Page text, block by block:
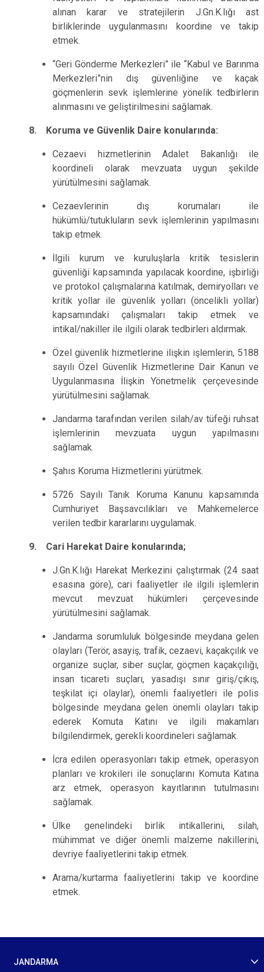
alınan karar ve stratejilerin J.Gn.K.lığı ast
birliklerinde uygulanmasını koordine ve takip
etmek.
“Geri Gönderme Merkezleri” ile “Kabul ve Barınma
Merkezleri”nin dış güvenliğine ve kaçak
göçmenlerin sevk işlemlerine yönelik tedbirlerin
alınmasını ve geliştirilmesini sağlamak.
8. Koruma ve Güvenlik Daire konularında:
Cezaevi hizmetlerinin Adalet Bakanlığı ile
koordineli olarak mevzuata uygun şekilde
yürütülmesini sağlamak.
Cezaevlerinin dış korumaları ile
hükümlü/tutukluların sevk işlemlerinin yapılmasını
takip etmek.
İlgili kurum ve kuruluşlarla kritik tesislerin
güvenliği kapsamında yapılacak koordine, işbirliği
ve protokol çalışmalarına katılmak, demiryolları ve
kritik yollar ile güvenlik yolları (öncelikli yollar)
kapsamındaki çalışmaları takip etmek ve
intikal/nakiller ile ilgili olarak tedbirleri aldırmak.
Özel güvenlik hizmetlerine ilişkin işlemlerin, 5188
sayılı Özel Güvenlik Hizmetlerine Dair Kanun ve
Uygulanmasına İlişkin Yönetmelik çerçevesinde
yürütülmesini sağlamak.
Jandarma tarafından verilen silah/av tüfeği ruhsat
işlemlerinin mevzuata uygun yapılmasını
sağlamak.
Şahıs Koruma Hizmetlerini yürütmek.
5726 Sayılı Tanık Koruma Kanunu kapsamında
Cumhuriyet Başsavcılıkları ve Mahkemelerce
verilen tedbir kararlarını uygulamak.
9. Cari Harekat Daire konularında;
J.Gn.K.lığı Harekat Merkezini çalıştırmak (24 saat
esasına göre), cari faaliyetler ile ilgili işlemlerin
mevcut mevzuat hükümleri çerçevesinde
yürütülmesini sağlamak.
Jandarma sorumluluk bölgesinde meydana gelen
olayları (Terör, asayiş, trafik, cezaevi, kaçakçılık ve
organize suçlar, siber suçlar, göçmen kaçakçılığı,
insan ticareti suçları, yasadışı sınır giriş/çıkış,
teşkilat içi olaylar), önemli faaliyetleri ile polis
bölgesinde meydana gelen önemli olayları takip
ederek Komuta Katını ve ilgili makamları
bilgilendirmek, gerekli koordineleri sağlamak.
İcra edilen operasyonları takip etmek, operasyon
planları ve krokileri ile sonuçlarını Komuta Katına
arz etmek, operasyon kayıtlarının tutulmasını
sağlamak.
Ülke genelindeki birlik intikallerini, silah,
mühimmat ve diğer önemli malzeme nakillerini,
devriye faaliyetlerini takip etmek.
Arama/kurtarma faaliyetlerini takip ve koordine
etmek.
JANDARMA